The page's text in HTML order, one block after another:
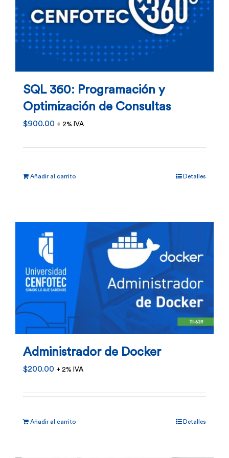
SQL 360: Programación y
Optimización de Consultas
$900.00 + 2% IVA
Añadir al carrito Detalles
Administrador de Docker
$200.00 + 2% IVA
Añadir al carrito Detalles